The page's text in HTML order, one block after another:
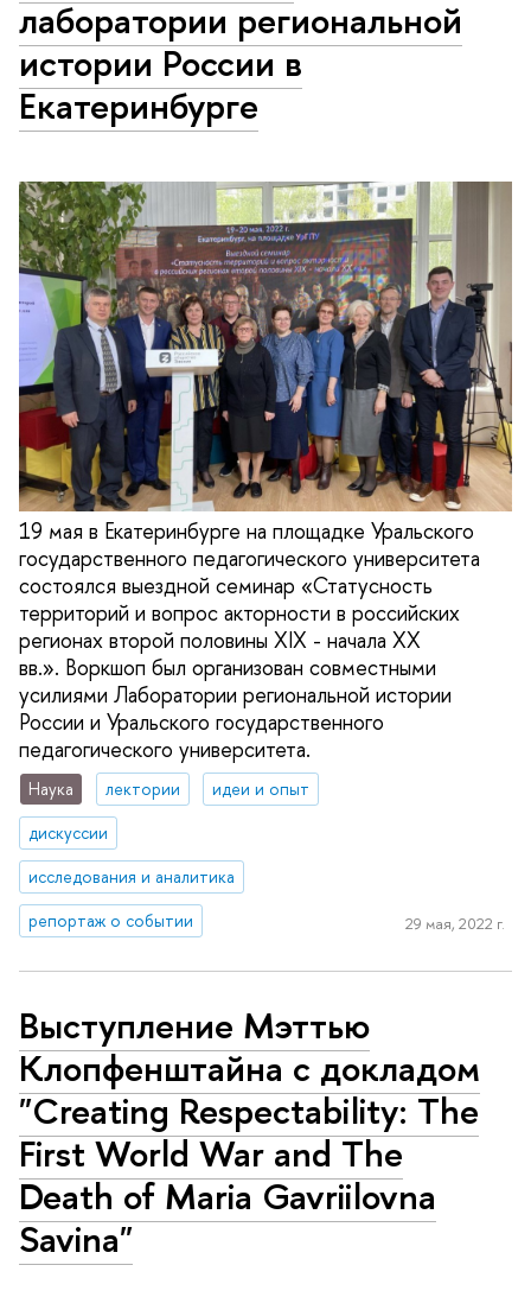
лаборатории региональной
истории России в
Екатеринбурге
19 мая в Екатеринбурге на площадке Уральского
государственного педагогического университета
состоялся выездной семинар «Статусность
территорий и вопрос акторности в российских
регионах второй половины XIX - начала XX
вв.». Воркшоп был организован совместными
усилиями Лаборатории региональной истории
России и Уральского государственного
педагогического университета.
Наука лектории
идеи и опыт
дискуссии
исследования и аналитика
репортаж о событии
29 мая, 2022 г.
Выступление Мэттью
Клопфенштайна с докладом
"Creating Respectability: The
First World War and The
Death of Maria Gavriilovna
Savina"